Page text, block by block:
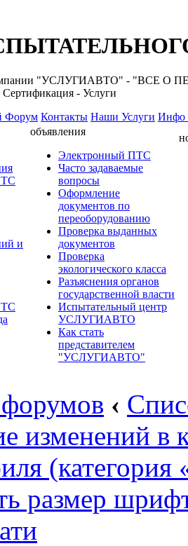
"УСЛУГИАВТО" -
- Услуги
Форум Контакты Наши Услуги Инфо
ТС
и
ТС
объявления
Электронный ПТС
Часто задаваемые
вопросы
Оформление
документов по
переоборудованию
Проверка выданных
документов
Проверка
экологического класса
Разъяснения органов
государственной власти
Испытательный центр
УСЛУГИАВТО
Как стать
представителем
"УСЛУГИАВТО"
‹
изменений в
(категория
размер